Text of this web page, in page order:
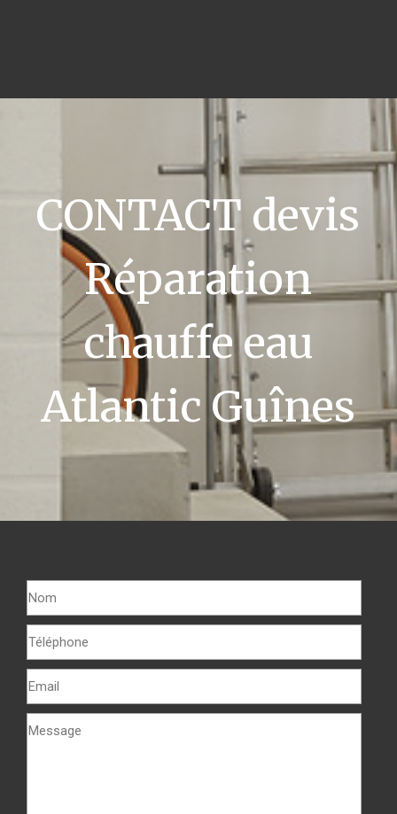
CONTACT devis
Réparation
chauffe eau
Atlantic Guînes